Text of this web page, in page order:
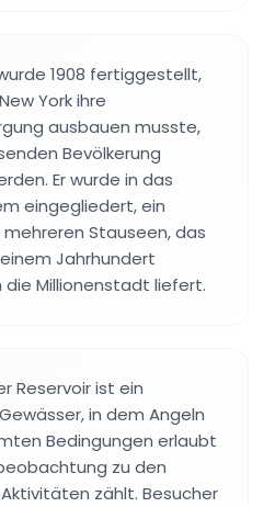
1908 fertiggestellt,
York ihre
ausbauen musste,
Bevölkerung
Er wurde in das
eingegliedert, ein
Stauseen, das
Jahrhundert
die Millionenstadt liefert.
Reservoir ist ein
in dem Angeln
Bedingungen erlaubt
zu den
zählt. Besucher